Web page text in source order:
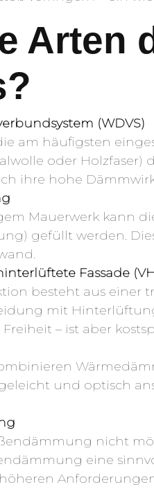
Arten
(WDVS)
am häufigsten
oder
ihre hohe
Mauerwerk kann
gefüllt werden.
Fassade
besteht aus
mit
– ist aber
und optisch
nicht
eine